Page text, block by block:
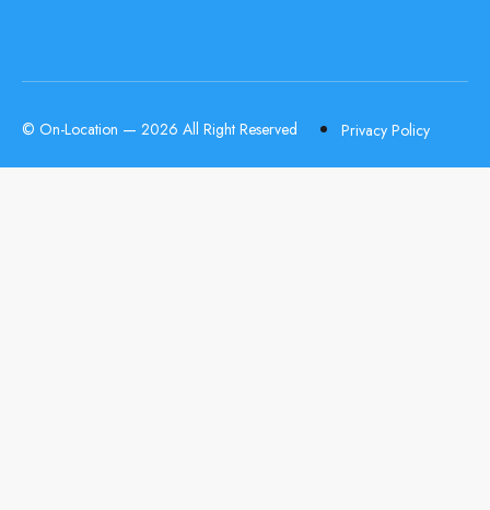
© On-Location — 2026 All Right Reserved Privacy Policy